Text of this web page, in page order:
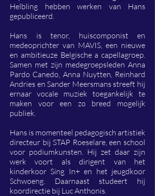
Helbling hebben werken van Hans
gepubliceerd.
Hans is tenor, huiscomponist en
medeoprichter van MAVIS, een nieuwe
en ambitieuze Belgische a capellagroep.
Samen met zijn medegroepsleden Anna
Pardo Canedo, Anna Nuytten, Reinhard
Andries en Sander Meersmans streeft hij
ernaar vocale muziek toegankelijk te
maken voor een zo breed mogelijk
publiek.
Hans is momenteel pedagogisch artistiek
directeur bij STAP Roeselare, een school
voor podiumkunsten. Hij zet daar zijn
werk voort als dirigent van het
kinderkoor Sing In+ en het jeugdkoor
Schwoeng. Daarnaast studeert hij
koordirectie bij Luc Anthonis.